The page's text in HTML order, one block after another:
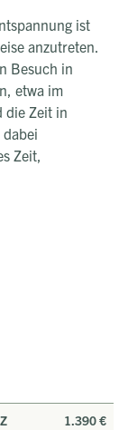
ist
anzutreten.
Besuch in
etwa im
die Zeit in
Zeit,
1.390 €